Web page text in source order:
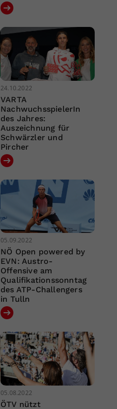
24.10.2022
VARTA
NachwuchsspielerIn
des Jahres:
Auszeichnung für
Schwärzler und
Pircher
05.09.2022
NÖ Open powered by
EVN: Austro-
Offensive am
Qualifikationssonntag
des ATP-Challengers
in Tulln
05.08.2022
ÖTV nützt